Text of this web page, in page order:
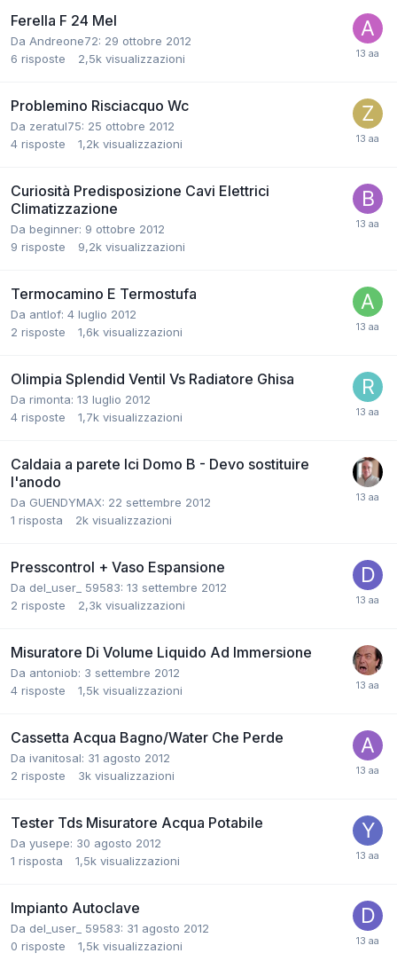
Ferella F 24 Mel
Da Andreone72: 29 ottobre 2012
6 risposte 2,5k visualizzazioni
Problemino Risciacquo Wc
Da zeratul75: 25 ottobre 2012
4 risposte 1,2k visualizzazioni
Curiosità Predisposizione Cavi Elettrici
Climatizzazione
Da beginner: 9 ottobre 2012
9 risposte 9,2k visualizzazioni
Termocamino E Termostufa
Da antlof: 4 luglio 2012
2 risposte 1,6k visualizzazioni
Olimpia Splendid Ventil Vs Radiatore Ghisa
Da rimonta: 13 luglio 2012
4 risposte 1,7k visualizzazioni
Caldaia a parete Ici Domo B - Devo sostituire
l'anodo
Da GUENDYMAX: 22 settembre 2012
1 risposta 2k visualizzazioni
Presscontrol + Vaso Espansione
Da del_user_ 59583: 13 settembre 2012
2 risposte 2,3k visualizzazioni
Misuratore Di Volume Liquido Ad Immersione
Da antoniob: 3 settembre 2012
4 risposte 1,5k visualizzazioni
Cassetta Acqua Bagno/Water Che Perde
Da ivanitosal: 31 agosto 2012
2 risposte 3k visualizzazioni
Tester Tds Misuratore Acqua Potabile
Da yusepe: 30 agosto 2012
1 risposta 1,5k visualizzazioni
Impianto Autoclave
Da del_user_ 59583: 31 agosto 2012
0 risposte 1,5k visualizzazioni